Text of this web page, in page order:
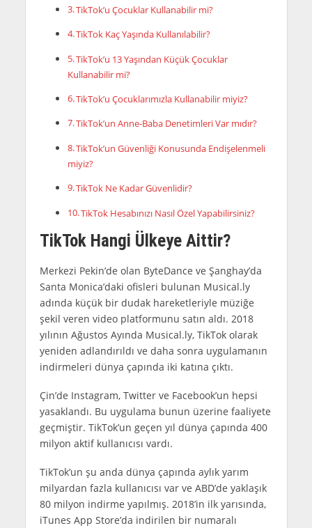
TikTok’u Çocuklar Kullanabilir mi?
TikTok Kaç Yaşında Kullanılabilir?
TikTok’u 13 Yaşından Küçük Çocuklar
Kullanabilir mi?
TikTok’u Çocuklarımızla Kullanabilir miyiz?
TikTok’un Anne-Baba Denetimleri Var mıdır?
TikTok’un Güvenliği Konusunda Endişelenmeli
miyiz?
TikTok Ne Kadar Güvenlidir?
TikTok Hesabınızı Nasıl Özel Yapabilirsiniz?
TikTok Hangi Ülkeye Aittir?
Merkezi Pekin’de olan ByteDance ve Şanghay’da
Santa Monica’daki ofisleri bulunan Musical.ly
adında küçük bir dudak hareketleriyle müziğe
şekil veren video platformunu satın aldı. 2018
yılının Ağustos Ayında Musical.ly, TikTok olarak
yeniden adlandırıldı ve daha sonra uygulamanın
indirmeleri dünya çapında iki katına çıktı.
Çin’de Instagram, Twitter ve Facebook’un hepsi
yasaklandı. Bu uygulama bunun üzerine faaliyete
geçmiştir. TikTok’un geçen yıl dünya çapında 400
milyon aktif kullanıcısı vardı.
TikTok’un şu anda dünya çapında aylık yarım
milyardan fazla kullanıcısı var ve ABD’de yaklaşık
80 milyon indirme yapılmış. 2018’in ilk yarısında,
iTunes App Store’da indirilen bir numaralı